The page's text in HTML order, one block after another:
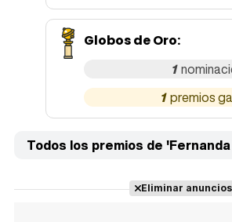
Globos de Oro:
1
1
Todos los premios de
Eliminar anuncios